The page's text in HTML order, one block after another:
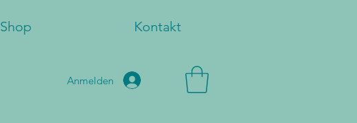
Shop Kontakt
Anmelden